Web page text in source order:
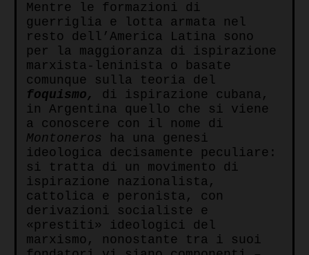
Mentre le formazioni di
guerriglia e lotta armata nel
resto dell’America Latina sono
per la maggioranza di ispirazione
marxista-leninista o basate
comunque sulla teoria del
foquismo,
di ispirazione cubana,
in Argentina quello che si viene
a conoscere con il nome di
Montoneros ha una genesi
ideologica decisamente peculiare:
si tratta di un movimento di
ispirazione nazionalista,
cattolica e peronista, con
derivazioni socialiste e
«prestiti» ideologici del
marxismo, nonostante tra i suoi